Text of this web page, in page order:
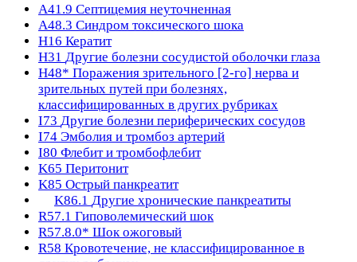
A41.9 Септицемия неуточненная
A48.3 Синдром токсического шока
H16 Кератит
H31 Другие болезни сосудистой оболочки глаза
H48* Поражения зрительного [2-го] нерва и
зрительных путей при болезнях,
классифицированных в других рубриках
I73 Другие болезни периферических сосудов
I74 Эмболия и тромбоз артерий
I80 Флебит и тромбофлебит
K65 Перитонит
K85 Острый панкреатит
K86.1 Другие хронические панкреатиты
R57.1 Гиповолемический шок
R57.8.0* Шок ожоговый
R58 Кровотечение, не классифицированное в